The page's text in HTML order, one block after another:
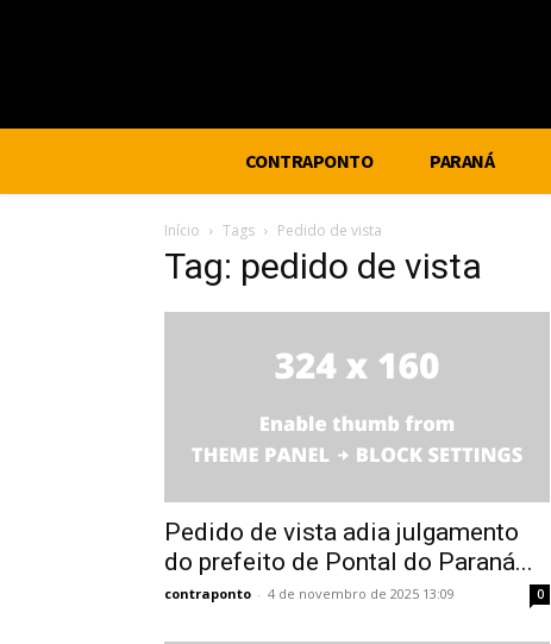
CONTRAPONTO PARANÁ
Início Tags Pedido de vista
Tag: pedido de vista
Pedido de vista adia julgamento
do prefeito de Pontal do Paraná...
contraponto - 4 de novembro de 2025 13:09 0